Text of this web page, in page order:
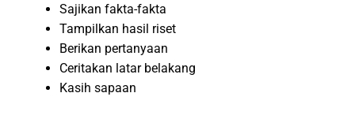
Sajikan fakta-fakta
Tampilkan hasil riset
Berikan pertanyaan
Ceritakan latar belakang
Kasih sapaan